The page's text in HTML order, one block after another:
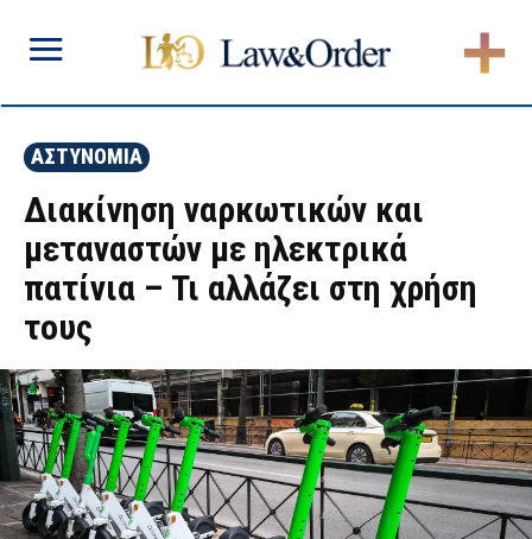
ΑΣΤΥΝΟΜΙΑ
Διακίνηση ναρκωτικών και
μεταναστών με ηλεκτρικά
πατίνια – Τι αλλάζει στη χρήση
τους